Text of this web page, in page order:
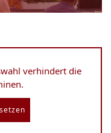
verhindert die